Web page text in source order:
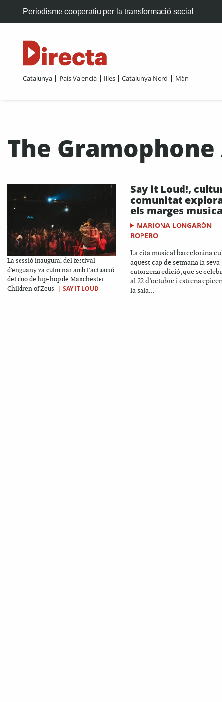
Periodisme cooperatiu per la transformació social
Catalunya País Valencià Illes Catalunya Nord Món
The
La sessió inaugural del festival
d'enguany va culminar amb l'actuació
del duo de hip-hop de Manchester
Children of Zeus
| SAY IT LOUD
Say it Loud!,
comunitat
els marges
MARIONA LONGARÓN
ROPERO
La cita musical barcelonina
aquest cap de setmana la seva
catorzena edició, que se
al 22 d’octubre i estrena
la sala...